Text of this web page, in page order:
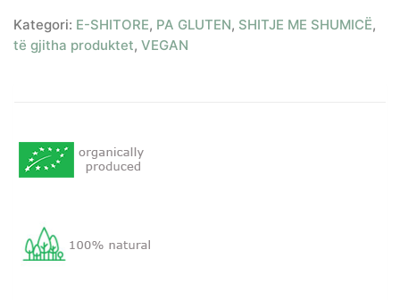
Kategori: E-SHITORE, PA GLUTEN, SHITJE ME SHUMICË,
të gjitha produktet, VEGAN